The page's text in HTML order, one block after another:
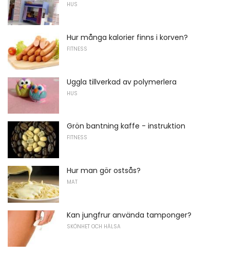
HUS
Hur många kalorier finns i korven?
FITNESS
Uggla tillverkad av polymerlera
HUS
Grön bantning kaffe - instruktion
FITNESS
Hur man gör ostsås?
MAT
Kan jungfrur använda tamponger?
SKÖNHET OCH HÄLSA